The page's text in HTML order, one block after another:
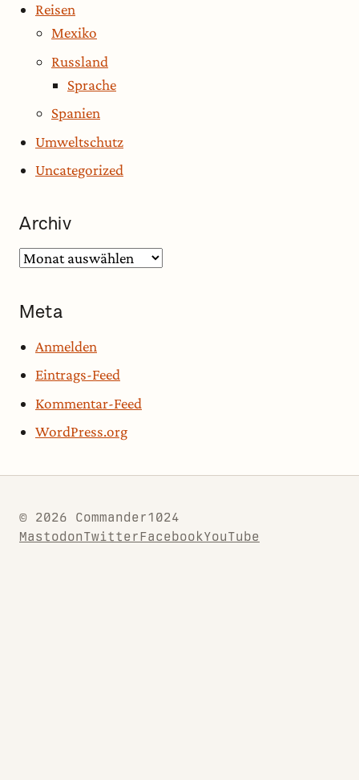
Reisen
Mexiko
Russland
Sprache
Spanien
Umweltschutz
Uncategorized
Archiv
Archiv
Meta
Anmelden
Eintrags-Feed
Kommentar-Feed
WordPress.org
© 2026 Commander1024
MastodonTwitterFacebookYouTube